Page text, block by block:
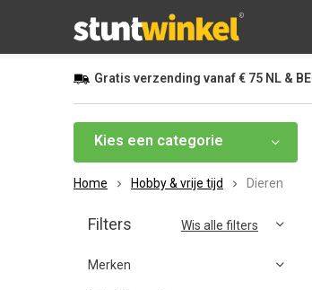
Gratis verzending vanaf€ 75 NL & BE
Kies een categorie
Home Hobby & vrije tijd Dieren
Filters Wis alle filters
Merken